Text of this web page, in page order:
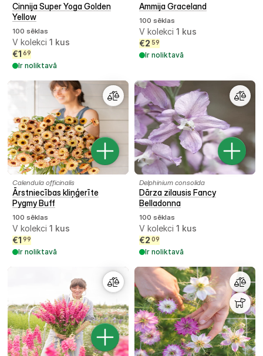
Cinnija Super Yoga Golden
Yellow
100 sēklas
V kolekci 1 kus
€1 69
Ir noliktavā
Ammija Graceland
100 sēklas
V kolekci 1 kus
€2 59
Ir noliktavā
Calendula officinalis
Ārstniecības kliņģerīte
Pygmy Buff
100 sēklas
V kolekci 1 kus
€1 99
Ir noliktavā
Delphinium consolida
Dārza zilausis Fancy
Belladonna
100 sēklas
V kolekci 1 kus
€2 09
Ir noliktavā